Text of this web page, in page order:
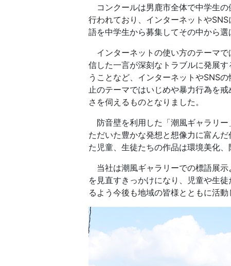
コンクールは男鹿市全体で中学生
行われており、インターネットや
語を中学生から募集してその中から
インターネットの使い方のテーマ
信した一言が深刻なトラブルに発展
うことなど、インターネットやSNS
止のテーマではいじめや暴力行為を
さを伺えるものとなりました。
防音壁を利用した「潮風ギャラリ
ただいた豊かな発想と想像力に富ん
た児童、生徒たちの作品は環境美化
当社は潮風ギャラリーでの標語展
を見直すきっかけになり、児童や生
るよう今後も地域の皆様とともに活動